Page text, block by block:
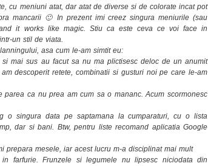
cu meniuni atat, dar atat de diverse si de colorate incat pot
mancarii 🙂 In prezent imi creez singura meniurile (sau
it works like magic. Stiu ca este ceva ce voi face in
un stil de viata.
asa cum le-am simtit eu:
mai sus au facut sa nu ma plictisesc deloc de un anumit
descoperit retete, combinatii si gusturi noi pe care le-am
parea ca nu prea am cum sa o mananc. Acum scormonesc
o singura data pe saptamana la cumparaturi, cu o lista
dar si bani. Btw, pentru liste recomand aplicatia Google
prepara mesele, iar acest lucru m-a disciplinat mai mult
farfurie. Frunzele si legumele nu lipsesc niciodata din